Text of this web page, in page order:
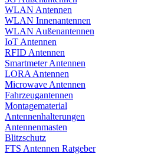
WLAN Antennen
WLAN Innenantennen
WLAN Außenantennen
IoT Antennen
RFID Antennen
Smartmeter Antennen
LORA Antennen
Microwave Antennen
Fahrzeugantennen
Montagematerial
Antennenhalterungen
Antennenmasten
Blitzschutz
FTS Antennen Ratgeber